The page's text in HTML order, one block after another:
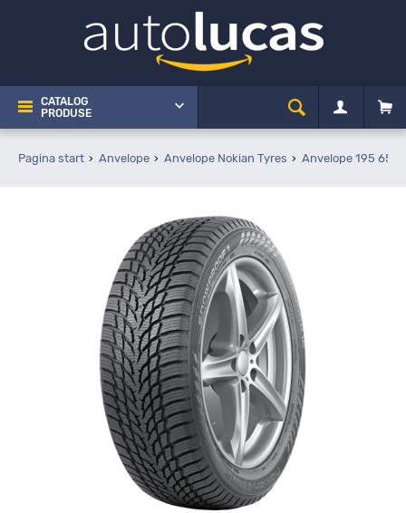
CATALOG
PRODUSE
Pagina start Anvelope Anvelope Nokian Tyres Anvelope 195 65